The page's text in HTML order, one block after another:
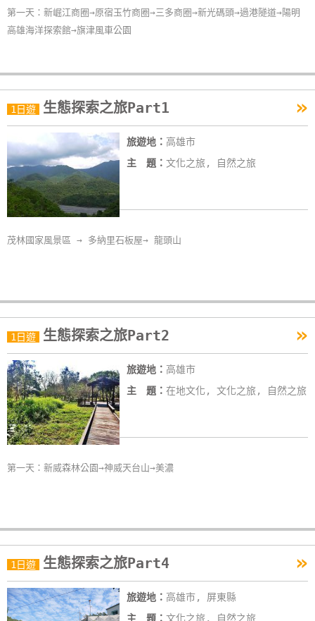
訂
房
款
合
作
提
案
合
作
廠
商
合
作
旅
商
品
宣
傳
第一天：新崛江商圈→原宿玉竹商圈→三多商圈→新光碼頭→過港隧道→陽明
高雄海洋探索館→旗津風車公園
1日遊 生態探索之旅Part1 »
旅遊地： 高雄市
主 題： 文化之旅, 自然之旅
茂林國家風景區 → 多納里石板屋→ 龍頭山
1日遊 生態探索之旅Part2 »
旅遊地： 高雄市
主 題： 在地文化, 文化之旅, 自然之旅
第一天：新威森林公園→神威天台山→美濃
1日遊 生態探索之旅Part4 »
旅遊地： 高雄市, 屏東縣
主 題： 文化之旅, 自然之旅